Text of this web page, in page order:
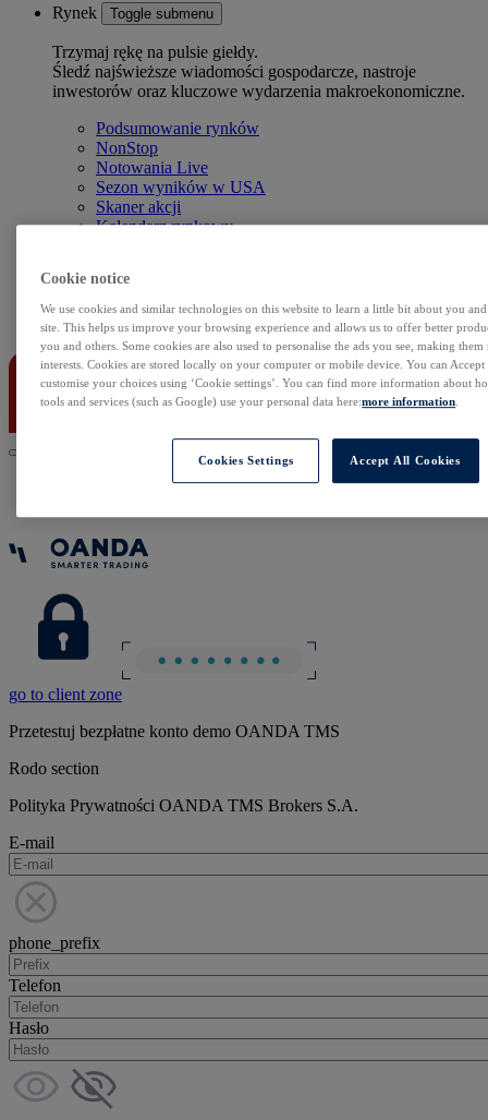
Rynek Toggle submenu
Trzymaj rękę na pulsie giełdy.
Śledź najświeższe wiadomości gospodarcze, nastroje
inwestorów oraz kluczowe wydarzenia makroekonomiczne.
Podsumowanie rynków
NonStop
Notowania Live
Sezon wyników w USA
Skaner akcji
Kalendarz rynkowy
Rolowania
Kontakt
go to client zone
Przetestuj bezpłatne konto demo OANDA TMS
Rodo section
Polityka Prywatności OANDA TMS Brokers S.A.
E-mail
phone_prefix
Telefon
Hasło
Cookie notice
We use cookies and similar technologies on this website to learn a little bit about you
site. This helps us improve your browsing experience and allows us to offer better
you and others. Some cookies are also used to personalise the ads you see, making
interests. Cookies are stored locally on your computer or mobile device. You can
customise your choices using ‘Cookie settings’. You can find more information about
tools and services (such as Google) use your personal data here:more information
Cookies Settings Accept All Cookies